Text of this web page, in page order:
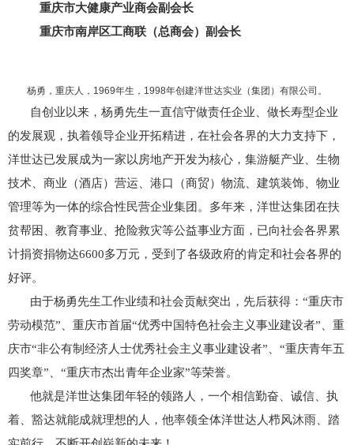
重庆市大健康产业商会副会长
重庆市南岸区工商联（总商会）副会长
杨勇，重庆人，1969年生，1998年创建洋世达实业（集团）有限公司。
自创业以来，杨勇先生一直信守做责任企业、做长寿型企业
的发展观，执着领导企业开拓精进，在社会各界的大力支持下，
洋世达已发展成为一家以房地产开发为核心，集游艇产业、生物
技术、商业（酒店）营运、港口（商贸）物流、建筑装饰、物业
管理等为一体的综合性民营企业集团。多年来，洋世达集团在扶
贫帮困、教育事业、抢险救灾等公益事业方面，已向社会各界累
计捐资捐物达6600多万元，受到了各级政府的肯定和社会各界的
好评。
由于杨勇先生工作业绩和社会贡献突出，先后获得：“重庆市
劳动模范”、重庆市首届“优秀中国特色社会主义事业建设者”、重
庆市“非公有制经济人士优秀社会主义事业建设者”、“重庆青年五
四奖章”、“重庆市杰出青年企业家”等荣誉。
他就是洋世达集团年轻的领路人，一个相信勤奋、诚信、执
着、豁达就能成就理想的人，他率领全体洋世达人栉风沐雨、踏